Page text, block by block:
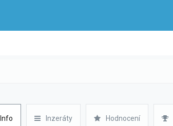
Info Inzeráty Hodnocení